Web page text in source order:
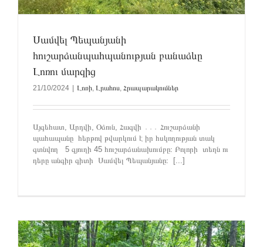
Սամվել Պեպանյանի
հուշարձանպահպանության բանաձևը
Լոռու մարզից
21/10/2024 Լոռի, Լրահոս, Հրապարակումներ
Այգեհատ, Արդվի, Օձուն, Հագվի ․․․ Հուշարձանի
պահապանը հերթով թվարկում է իր հսկողության տակ
գտնվող 5 գյուղի 45 հուշարձանախումբը։ Բոլորի տեղն ու
դերը անգիր գիտի Սամվել Պեպանյանը։ [...]